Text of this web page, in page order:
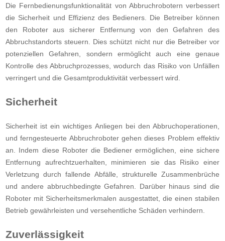
Die Fernbedienungsfunktionalität von Abbruchrobotern verbessert
die Sicherheit und Effizienz des Bedieners. Die Betreiber können
den Roboter aus sicherer Entfernung von den Gefahren des
Abbruchstandorts steuern. Dies schützt nicht nur die Betreiber vor
potenziellen Gefahren, sondern ermöglicht auch eine genaue
Kontrolle des Abbruchprozesses, wodurch das Risiko von Unfällen
verringert und die Gesamtproduktivität verbessert wird.
Sicherheit
Sicherheit ist ein wichtiges Anliegen bei den Abbruchoperationen,
und ferngesteuerte Abbruchroboter gehen dieses Problem effektiv
an. Indem diese Roboter die Bediener ermöglichen, eine sichere
Entfernung aufrechtzuerhalten, minimieren sie das Risiko einer
Verletzung durch fallende Abfälle, strukturelle Zusammenbrüche
und andere abbruchbedingte Gefahren. Darüber hinaus sind die
Roboter mit Sicherheitsmerkmalen ausgestattet, die einen stabilen
Betrieb gewährleisten und versehentliche Schäden verhindern.
Zuverlässigkeit